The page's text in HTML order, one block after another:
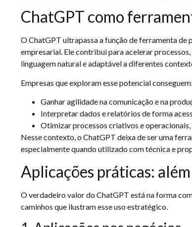
ChatGPT como
O ChatGPT ultrapassa a função de ferramenta
empresarial. Ele contribui para acelerar
linguagem natural e adaptável a diferentes
Empresas que exploram esse potencial conseguem:
Ganhar agilidade na comunicação e na
Interpretar dados e relatórios de forma
Otimizar processos criativos e
Nesse contexto, o ChatGPT deixa de ser uma
especialmente quando utilizado com técnica e
Aplicações práticas:
O verdadeiro valor do ChatGPT está na forma
caminhos que ilustram esse uso estratégico.